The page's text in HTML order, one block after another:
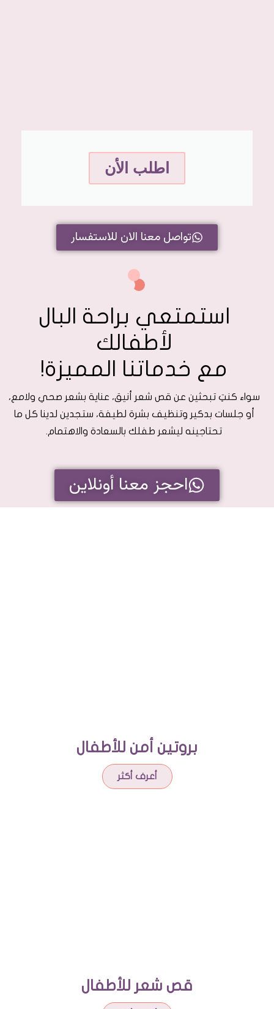
اطلب الأن
تواصل معنا الان للاستفسار
استمتعي براحة البال
لأطفالك
مع خدماتنا المميزة!
سواء كنتِ تبحثين عن قص شعر أنيق، عناية بشعر صحي ولامع،
أو جلسات بدكير وتنظيف بشرة لطيفة، ستجدين لدينا كل ما
تحتاجينه ليشعر طفلك بالسعادة والاهتمام.
احجز معنا أونلاين
بروتين أمن للأطفال​
أعرف أكثر
قص شعر للأطفال​